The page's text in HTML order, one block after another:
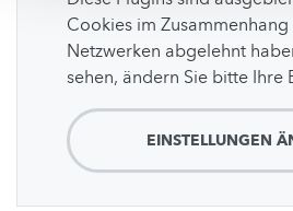
Cookies im
Netzwerken abgelehnt
sehen, ändern Sie bitte Ihre
EINSTELLUNGEN